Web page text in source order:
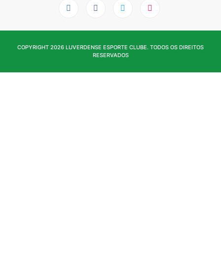
COPYRIGHT 2026 LUVERDENSE ESPORTE CLUBE. TODOS OS DIREITOS
RESERVADOS